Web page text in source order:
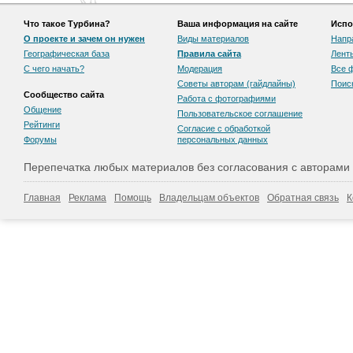
Что такое Турбина?
О проекте и зачем он нужен
Географическая база
С чего начать?
Сообщество сайта
Общение
Рейтинги
Форумы
Ваша информация на сайте
Виды материалов
Правила сайта
Модерация
Советы авторам (гайдлайны)
Работа с фотографиями
Пользовательскоe соглашение
Согласие с обработкой
персональных данных
Все
Перепечатка любых материалов без согласования с
Главная Реклама Помощь Владельцам объектов Обратная связь